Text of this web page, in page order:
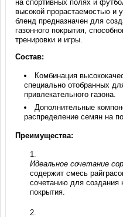
на спортивных полях и
высокой прорастаемостью и
бленд предназначен для
газонного покрытия,
тренировки и игры.
Состав:
Комбинация
специально отобранных
привлекательного газона.
Дополнительные
распределение семян на
Преимущества:
Идеальное сочетание
содержит смесь
сочетанию для создания
покрытия.